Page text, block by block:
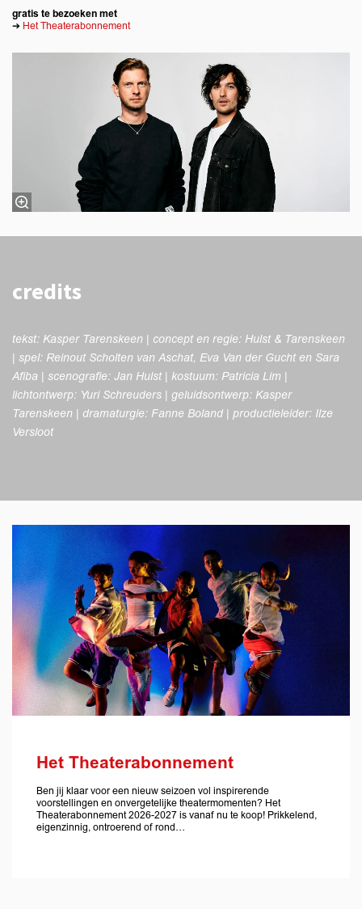
gratis te bezoeken met
➔ Het Theaterabonnement
credits
tekst: Kasper Tarenskeen | concept en regie: Hulst & Tarenskeen
| spel: Reinout Scholten van Aschat, Eva Van der Gucht en Sara
Afiba | scenografie: Jan Hulst | kostuum: Patricia Lim |
lichtontwerp: Yuri Schreuders | geluidsontwerp: Kasper
Tarenskeen | dramaturgie: Fanne Boland | productieleider: Ilze
Versloot
Het Theaterabonnement
Ben jij klaar voor een nieuw seizoen vol inspirerende
voorstellingen en onvergetelijke theatermomenten? Het
Theaterabonnement 2026-2027 is vanaf nu te koop! Prikkelend,
eigenzinnig, ontroerend of rond…